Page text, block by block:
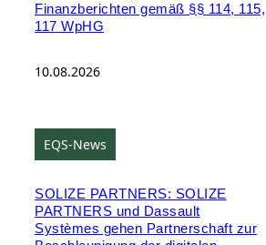
Finanzberichten gemäß §§ 114, 115,
117 WpHG
10.08.2026
EQS-News
SOLIZE PARTNERS: SOLIZE
PARTNERS und Dassault
Systèmes gehen Partnerschaft zur